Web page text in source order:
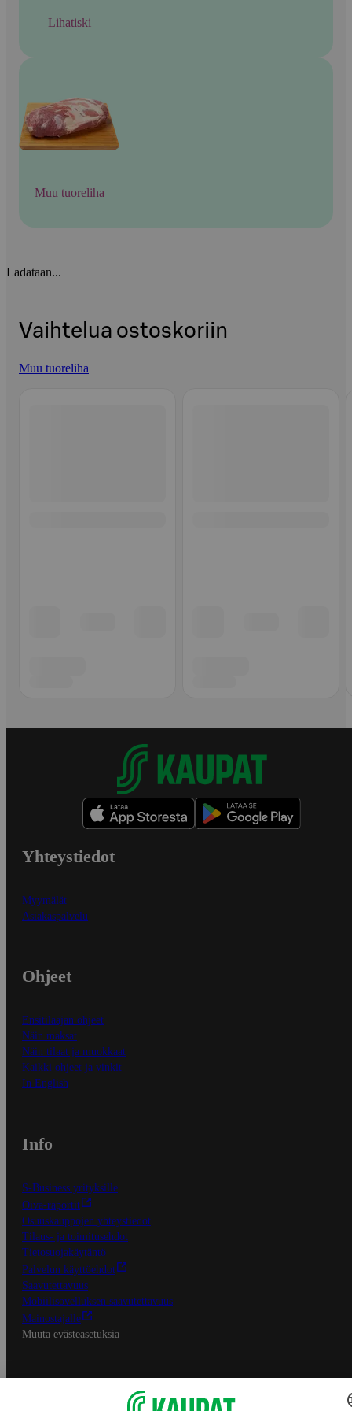
Lihatiski
Muu tuoreliha
Ladataan...
Vaihtelua ostoskoriin
Muu tuoreliha
Yhteystiedot
Myymälät
Asiakaspalvelu
Ohjeet
Ensitilaajan ohjeet
Näin maksat
Näin tilaat ja muokkaat
Kaikki ohjeet ja vinkit
In English
Info
S-Business yrityksille
Oiva-raportit
Osuuskauppojen yhteystiedot
Tilaus- ja toimitusehdot
Tietosuojakäytäntö
Palvelun käyttöehdot
Saavutettavuus
Mobiilisovelluksen saavutettavuus
Mainostajalle
Muuta evästeasetuksia
S-ryhmän palvelut